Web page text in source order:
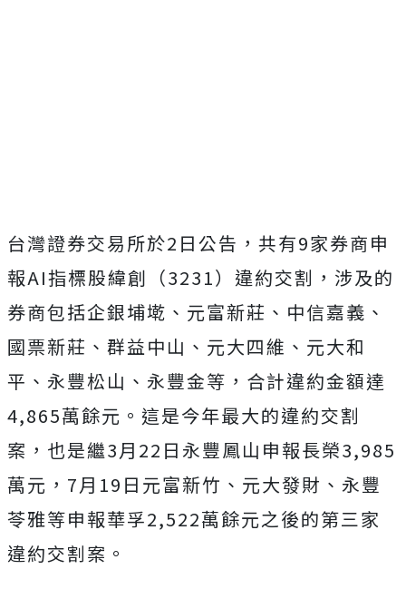
台灣證券交易所於2日公告，共有9家券商申
報AI指標股緯創（3231）違約交割，涉及的
券商包括企銀埔墘、元富新莊、中信嘉義、
國票新莊、群益中山、元大四維、元大和
平、永豐松山、永豐金等，合計違約金額達
4,865萬餘元。這是今年最大的違約交割
案，也是繼3月22日永豐鳳山申報長榮3,985
萬元，7月19日元富新竹、元大發財、永豐
苓雅等申報華孚2,522萬餘元之後的第三家
違約交割案。